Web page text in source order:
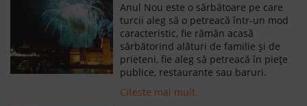
Anul Nou este o sărbătoare pe care
turcii aleg să o petreacă într-un mod
caracteristic, fie rămân acasă
sărbătorind alături de familie și de
prieteni, fie aleg să petreacă în piețe
publice, restaurante sau baruri.
Citeste mai mult.